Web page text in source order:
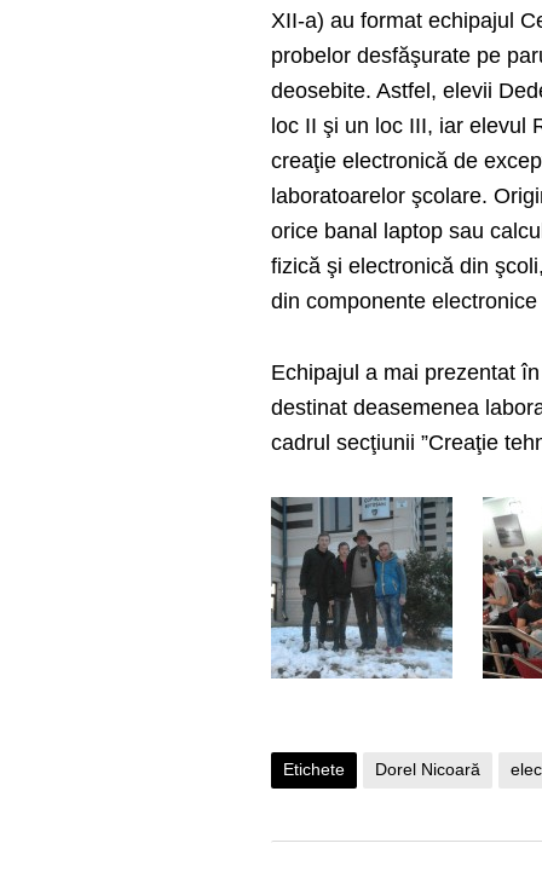
XII-a) au format echipajul
probelor desfăşurate pe
deosebite. Astfel, elevii
loc II şi un loc III, iar elevul
creaţie electronică de
laboratoarelor şcolare.
orice banal laptop sau
fizică şi electronică din
din componente
Echipajul a mai prezentat
destinat deasemenea
cadrul secţiunii ”Creaţie
Etichete Dorel Nicoară